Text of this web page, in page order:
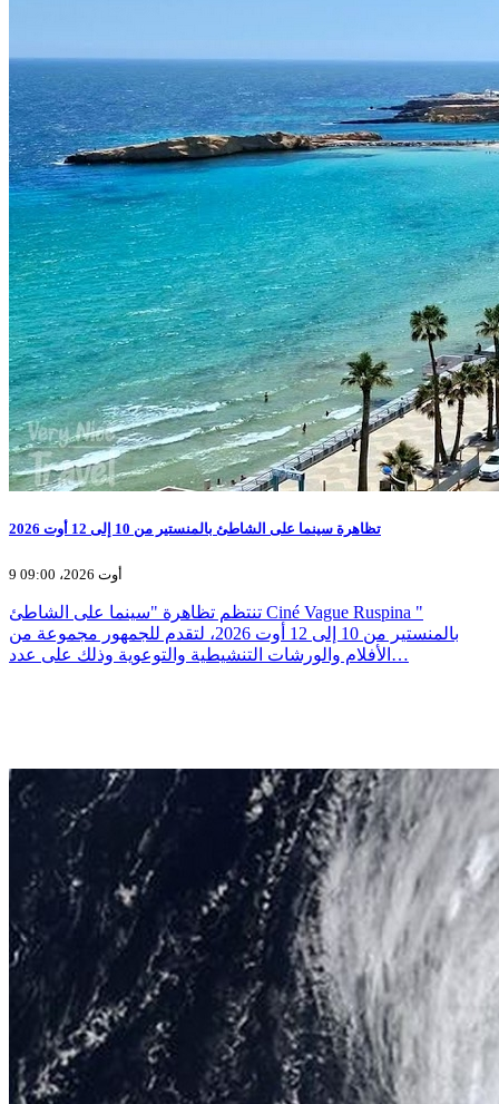
تظاهرة سينما على الشاطئ بالمنستير من 10 إلى 12 أوت 2026
9 أوت 2026، 09:00
تنتظم تظاهرة "سينما على الشاطئ Ciné Vague Ruspina "
بالمنستير من 10 إلى 12 أوت 2026، لتقدم للجمهور مجموعة من
الأفلام والورشات التنشيطية والتوعوية وذلك على عدد…